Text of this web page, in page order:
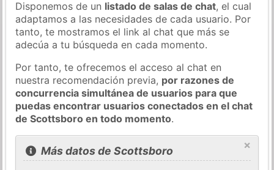
Disponemos de un listado de salas de chat, el cual
adaptamos a las necesidades de cada usuario. Por
tanto, te mostramos el link al chat que más se
adecúa a tu búsqueda en cada momento.
Por tanto, te ofrecemos el acceso al chat en
nuestra recomendación previa, por razones de
concurrencia simultánea de usuarios para que
puedas encontrar usuarios conectados en el chat
de Scottsboro en todo momento.
×
Más datos de Scottsboro